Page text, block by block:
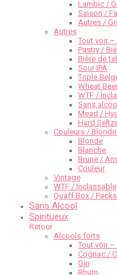
Lambic /
Saison /
Autres /
Autres
Tout voir
Pastry /
Bière de
Sour IPA
Triple
Wheat
WTF /
Sans alcool
Mead /
Hard
Couleurs /
Blonde
Blanche
Brune /
Couleur
Vintage
WTF / Inclassable
Quaff Box / Packs
Sans Alcool
Spiritueux
Retour
Alcools forts
Tout voir
Cognac /
Gin
Rhum